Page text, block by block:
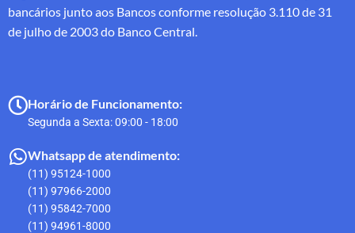
bancários junto aos Bancos conforme resolução 3.110 de 31
de julho de 2003 do Banco Central.
Horário de Funcionamento:
Segunda a Sexta: 09:00 - 18:00
Whatsapp de atendimento:
(11) 95124-1000
(11) 97966-2000
(11) 95842-7000
(11) 94961-8000